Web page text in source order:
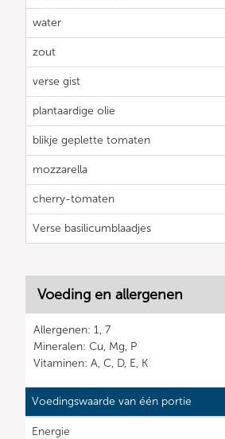
water
zout
verse gist
plantaardige olie
blikje geplette tomaten
mozzarella
cherry-tomaten
Verse basilicumblaadjes
Voeding en allergenen
Allergenen: 1, 7
Mineralen: Cu, Mg, P
Vitaminen: A, C, D, E, K
Voedingswaarde van één portie
Energie